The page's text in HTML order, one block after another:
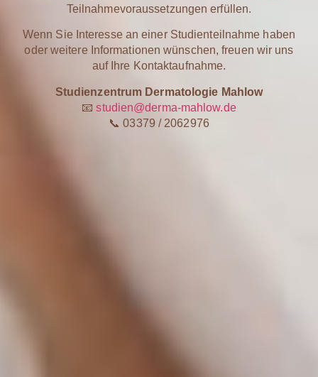
Teilnahmevoraussetzungen erfüllen.
Wenn Sie Interesse an einer Studienteilnahme haben
oder weitere Informationen wünschen, freuen wir uns
auf Ihre Kontaktaufnahme.
Studienzentrum Dermatologie Mahlow
📧studien@derma-mahlow.de
📞 03379 / 2062976